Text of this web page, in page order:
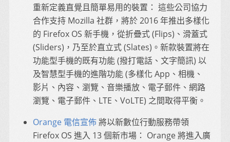
重新定義直覺且簡單易用的裝置： 這些公司協力
合作支持 Mozilla 社群，將於 2016 年推出多樣化
的 Firefox OS 新手機，從折疊式 (Flips)、滑蓋式
(Sliders)，乃至於直立式 (Slates)。新款裝置將在
功能型手機的既有功能 (撥打電話、文字簡訊) 以
及智慧型手機的進階功能 (多樣化 App、相機、
影片、內容、瀏覽、音樂播放、電子郵件、網路
瀏覽、電子郵件、LTE、VoLTE) 之間取得平衡。
Orange 電信宣佈將以新數位行動服務帶領
Firefox OS 進入 13 個新市場： Orange 將進入廣